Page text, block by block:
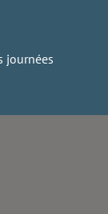
journées